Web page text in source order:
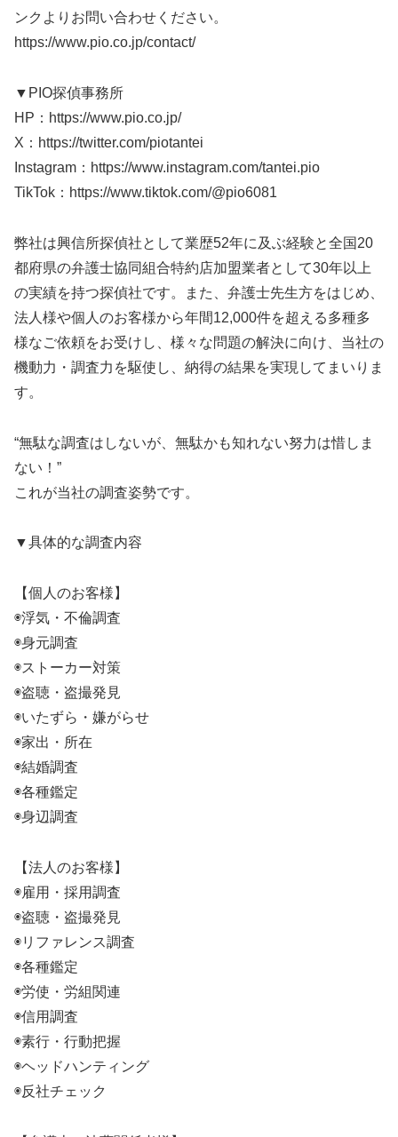
ンクよりお問い合わせください。
https://www.pio.co.jp/contact/
▼PIO探偵事務所
HP：https://www.pio.co.jp/
X：https://twitter.com/piotantei
Instagram：https://www.instagram.com/tantei.pio
TikTok：https://www.tiktok.com/@pio6081
弊社は興信所探偵社として業歴52年に及ぶ経験と全国20
都府県の弁護士協同組合特約店加盟業者として30年以上
の実績を持つ探偵社です。また、弁護士先生方をはじめ、
法人様や個人のお客様から年間12,000件を超える多種多
様なご依頼をお受けし、様々な問題の解決に向け、当社の
機動力・調査力を駆使し、納得の結果を実現してまいりま
す。
“無駄な調査はしないが、無駄かも知れない努力は惜しま
ない！”
これが当社の調査姿勢です。
▼具体的な調査内容
【個人のお客様】
◉浮気・不倫調査
◉身元調査
◉ストーカー対策
◉盗聴・盗撮発見
◉いたずら・嫌がらせ
◉家出・所在
◉結婚調査
◉各種鑑定
◉身辺調査
【法人のお客様】
◉雇用・採用調査
◉盗聴・盗撮発見
◉リファレンス調査
◉各種鑑定
◉労使・労組関連
◉信用調査
◉素行・行動把握
◉ヘッドハンティング
◉反社チェック